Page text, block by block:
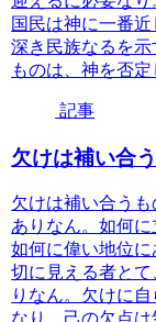
国民は神に一番
深き民族なるを
ものは、神を否定
記事
欠けは補い合
欠けは補い合う
ありなん。如何に
如何に偉い地位
切に見える者と
りなん。欠けに